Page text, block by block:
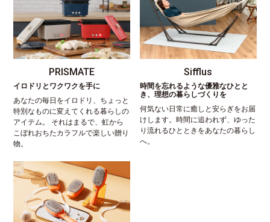
PRISMATE
イロドリとワクワクを手に
あなたの毎日をイロドリ、ちょっと
特別なものに変えてくれる暮らしの
アイテム。 それはまるで、虹から
こぼれおちたカラフルで楽しい贈り
物。
Sifflus
時間を忘れるような優雅なひとと
き、理想の暮らしづくりを
何気ない日常に癒しと安らぎをお届
けします。時間に追われず、ゆった
り流れるひとときをあなたの暮らし
へ。